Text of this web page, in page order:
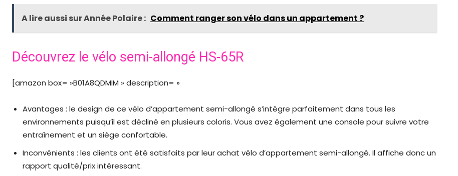
A lire aussi sur Année Polaire : Comment ranger son vélo dans un appartement ?
Découvrez le vélo semi-allongé HS-65R
[amazon box= »B01A8QDMIM » description= »
Avantages : le design de ce vélo d’appartement semi-allongé s’intègre parfaitement dans tous les
environnements puisqu’il est décliné en plusieurs coloris. Vous avez également une console pour suivre votre
entraînement et un siège confortable.
Inconvénients : les clients ont été satisfaits par leur achat vélo d’appartement semi-allongé. Il affiche donc un
rapport qualité/prix intéressant.